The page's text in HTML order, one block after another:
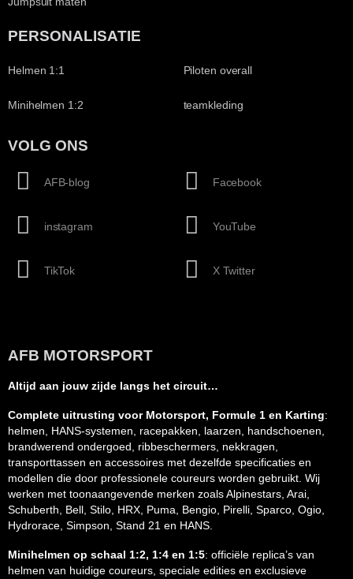
PERSONALISATIE
Helmen 1:1
Minihelmen 1:2
Piloten overall
teamkleding
VOLG ONS
AFB-blog
instagram
TikTok
Facebook
YouTube
X Twitter
AFB MOTORSPORT
Altijd aan jouw zijde langs het circuit…
Complete uitrusting voor Motorsport, Formule 1 en Karting:
helmen, HANS-systemen, racepakken, laarzen, handschoenen,
brandwerend ondergoed, ribbeschermers, nekkragen,
transporttassen en accessoires met dezelfde specificaties en
modellen die door professionele coureurs worden gebruikt. Wij
werken met toonaangevende merken zoals Alpinestars, Arai,
Schuberth, Bell, Stilo, HRX, Puma, Bengio, Pirelli, Sparco, Ogio,
Hydrorace, Simpson, Stand 21 en HANS.
Minihelmen op schaal 1:2, 1:4 en 1:5: officiële replica’s van
helmen van huidige coureurs, speciale edities en exclusieve